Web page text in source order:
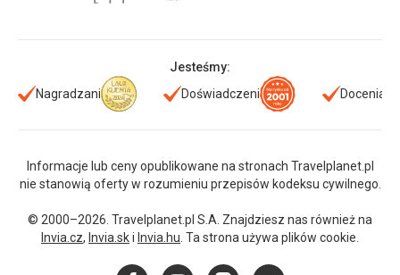
Jesteśmy:
Nagradzani
Doświadczeni Doceniani
Informacje lub ceny opublikowane na stronach Travelplanet.pl
nie stanowią oferty w rozumieniu przepisów kodeksu cywilnego.
© 2000–2026. Travelplanet.pl S.A. Znajdziesz nas również na
Invia.cz, Invia.ski Invia.hu . Ta strona używa plików cookie.